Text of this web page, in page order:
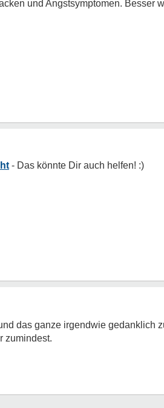
und Angstsymptomen. Besser
das ganze irgendwie gedanklich
zumindest.